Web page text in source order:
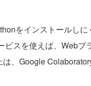
をインストールし
スを使えば、Webブ
、Google